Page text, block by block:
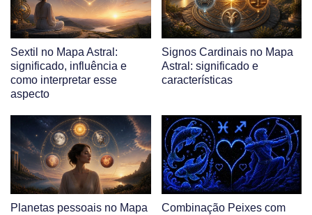
Sextil no Mapa Astral:
significado, influência e
como interpretar esse
aspecto
Signos Cardinais no Mapa
Astral: significado e
características
Planetas pessoais no Mapa
Combinação Peixes com